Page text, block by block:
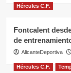
Hércules C.F.
Fontcalent
de
AlicanteDeportiva
Hércules C.F.